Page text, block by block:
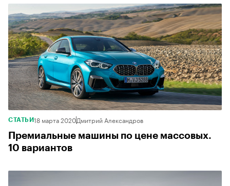
СТАТЬИ18 марта 2020Дмитрий Александров
Премиальные машины по цене массовых.
10 вариантов